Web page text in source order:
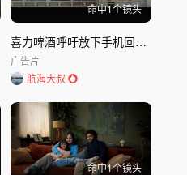
命中1个镜头
喜力啤酒呼吁放下手机回归线下社交
广告片
航海大叔
命中1个镜头